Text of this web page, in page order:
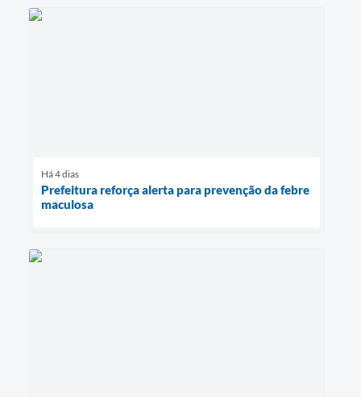
Há 4 dias
Prefeitura reforça alerta para prevenção da febre
maculosa